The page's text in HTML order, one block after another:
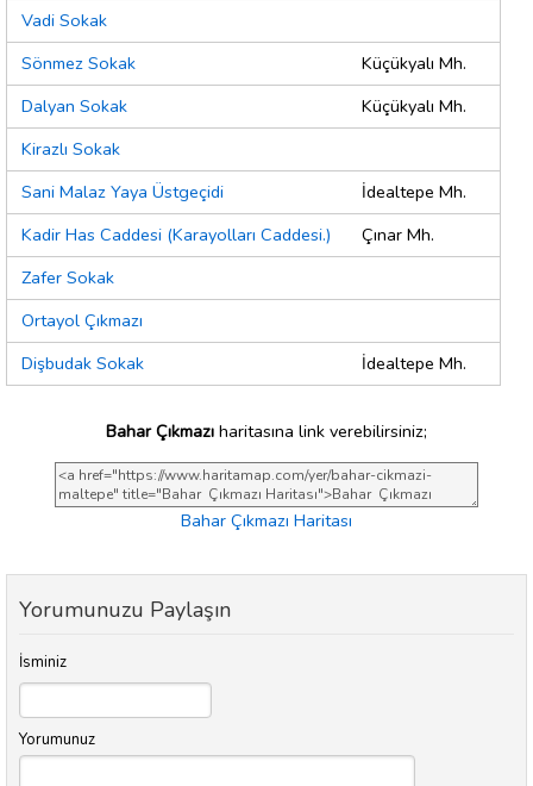
Vadi Sokak
Sönmez Sokak
Küçükyalı Mh.
Dalyan Sokak
Küçükyalı Mh.
Kirazlı Sokak
Sani Malaz Yaya Üstgeçidi
İdealtepe Mh.
Kadir Has Caddesi (Karayolları Caddesi.)
Çınar Mh.
Zafer Sokak
Ortayol Çıkmazı
Dişbudak Sokak
İdealtepe Mh.
Bahar Çıkmazı haritasına link verebilirsiniz;
Bahar Çıkmazı Haritası
Yorumunuzu Paylaşın
İsminiz
Yorumunuz